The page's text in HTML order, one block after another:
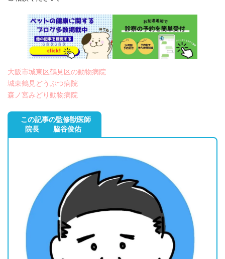
大阪市城東区鶴見区の動物病院
城東鶴見どうぶつ病院
森ノ宮みどり動物病院
この記事の監修獣医師
院長 脇谷俊佑